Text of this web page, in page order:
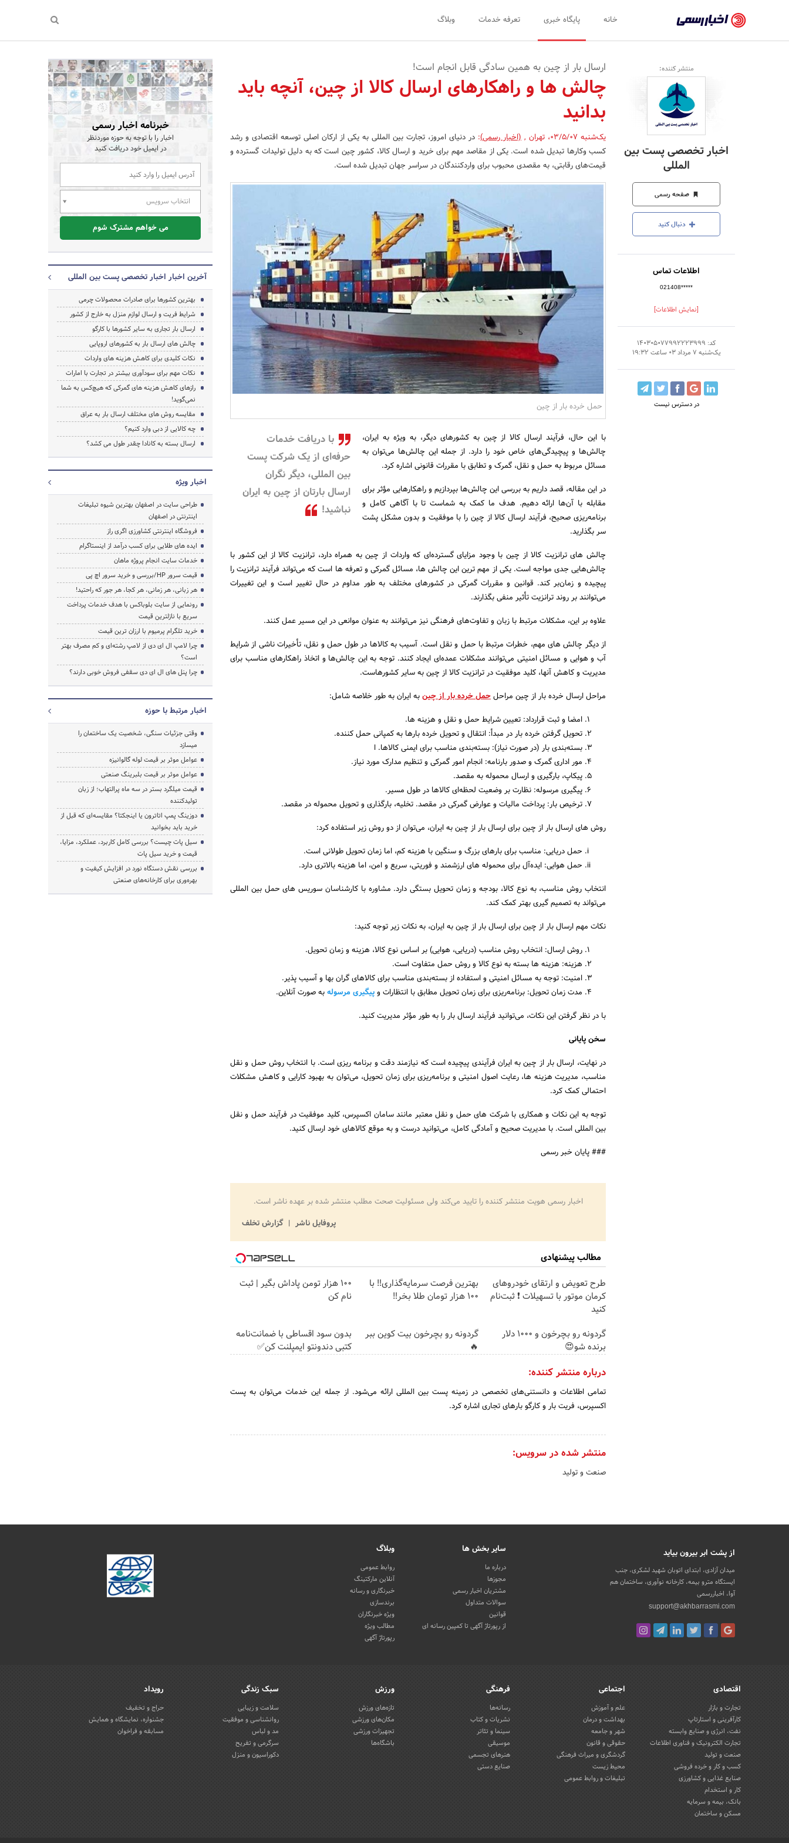
رسمی
-
اخبار
تایید
شده
شرکت‌ها،
سازمان‌ها
و
روابط
عمومی‌ها
خانه پایگاه خبری تعرفه خدمات وبلاگ
منتشر کننده:
اخبار تخصصی پست بین
المللی
صفحه رسمی
دنبال کنید
اطلاعات تماس
021408*****
[نمایش اطلاعات]
کد: 140305077992223999
یک‌شنبه 7 مرداد 03 ساعت 19:32
در دسترس نیست
ارسال بار از چین به همین سادگی قابل انجام است!
چالش ها و راهکارهای ارسال کالا از چین، آنچه باید
بدانید
یک‌شنبه 03/5/07 ، تهران , (اخبار رسمی): در دنیای امروز، تجارت بین المللی به یکی از ارکان اصلی توسعه اقتصادی و رشد
کسب وکارها تبدیل شده است. یکی از مقاصد مهم برای خرید و ارسال کالا، کشور چین است که به دلیل تولیدات گسترده و
قیمت‌های رقابتی، به مقصدی محبوب برای واردکنندگان در سراسر جهان تبدیل شده است.
حمل خرده بار از چین
با دریافت خدمات
حرفه‌ای از یک شرکت پست
بین المللی، دیگر نگران
ارسال بارتان از چین به ایران
نباشید!
با این حال، فرآیند ارسال کالا از چین به کشورهای دیگر، به ویژه به ایران،
چالش‌ها و پیچیدگی‌های خاص خود را دارد. از جمله این چالش‌ها می‌توان به
مسائل مربوط به حمل و نقل، گمرک و تطابق با مقررات قانونی اشاره کرد.
در این مقاله، قصد داریم به بررسی این چالش‌ها بپردازیم و راهکارهایی مؤثر برای
مقابله با آن‌ها ارائه دهیم. هدف ما کمک به شماست تا با آگاهی کامل و
برنامه‌ریزی صحیح، فرآیند ارسال کالا از چین را با موفقیت و بدون مشکل پشت
سر بگذارید.
چالش های ترانزیت کالا از چین با وجود مزایای گسترده‌ای که واردات از چین به همراه دارد، ترانزیت کالا از این کشور با
چالش‌هایی جدی مواجه است. یکی از مهم ترین این چالش ها، مسائل گمرکی و تعرفه ها است که می‌تواند فرآیند ترانزیت را
پیچیده و زمان‌بر کند. قوانین و مقررات گمرکی در کشورهای مختلف به ‌طور مداوم در حال تغییر است و این تغییرات
می‌توانند بر روند ترانزیت تأثیر منفی بگذارند.
علاوه بر این، مشکلات مرتبط با زبان و تفاوت‌های فرهنگی نیز می‌توانند به عنوان موانعی در این مسیر عمل کنند.
از دیگر چالش های مهم، خطرات مرتبط با حمل و نقل است. آسیب به کالاها در طول حمل و نقل، تأخیرات ناشی از شرایط
آب و هوایی و مسائل امنیتی می‌توانند مشکلات عمده‌ای ایجاد کنند. توجه به این چالش‌ها و اتخاذ راهکارهای مناسب برای
مدیریت و کاهش آن­ها، کلید موفقیت در ترانزیت کالا از چین به سایر کشورهاست.
مراحل ارسال خرده بار از چین مراحلحمل خرده بار از چینبه ایران به طور خلاصه شامل:
امضا و ثبت قرارداد: تعیین شرایط حمل و نقل و هزینه ها.
تحویل گرفتن خرده بار در مبدأ: انتقال و تحویل خرده بارها به کمپانی حمل کننده.
بسته‌بندی بار (در صورت نیاز): بسته‌بندی مناسب برای ایمنی کالاها. ا
مور اداری گمرک و صدور بارنامه: انجام امور گمرکی و تنظیم مدارک مورد نیاز.
پیکاپ، بارگیری و ارسال محموله به مقصد.
پیگیری مرسوله: نظارت بر وضعیت لحظه‌ای کالاها در طول مسیر.
ترخیص بار: پرداخت مالیات و عوارض گمرکی در مقصد. تخلیه، بارگذاری و تحویل محموله در مقصد.
روش های ارسال بار از چین برای ارسال بار از چین به ایران، می‌توان از دو روش زیر استفاده کرد:
حمل دریایی: مناسب برای بارهای بزرگ و سنگین با هزینه کم، اما زمان تحویل طولانی است.
حمل هوایی: ایده‌آل برای محموله های ارزشمند و فوریتی، سریع و امن، اما هزینه بالاتری دارد.
انتخاب روش مناسب، به نوع کالا، بودجه و زمان تحویل بستگی دارد. مشاوره با کارشناسان سوریس های حمل بین المللی
می‌تواند به تصمیم گیری بهتر کمک کند.
نکات مهم ارسال بار از چین برای ارسال بار از چین به ایران، به نکات زیر توجه کنید:
روش ارسال: انتخاب روش مناسب (دریایی، هوایی) بر اساس نوع کالا، هزینه و زمان تحویل.
هزینه: هزینه ها بسته به نوع کالا و روش حمل متفاوت است.
امنیت: توجه به مسائل امنیتی و استفاده از بسته‌بندی مناسب برای کالاهای گران بها و آسیب پذیر.
مدت زمان تحویل: برنامه‌ریزی برای زمان تحویل مطابق با انتظارات وپیگیری مرسولهبه صورت آنلاین.
با در نظر گرفتن این نکات، می‌توانید فرآیند ارسال بار را به طور مؤثر مدیریت کنید.
سخن پایانی
در نهایت، ارسال بار از چین به ایران فرآیندی پیچیده است که نیازمند دقت و برنامه ریزی است. با انتخاب روش حمل و نقل
مناسب، مدیریت هزینه ها، رعایت اصول امنیتی و برنامه‌ریزی برای زمان تحویل، می‌توان به بهبود کارایی و کاهش مشکلات
احتمالی کمک کرد.
توجه به این نکات و همکاری با شرکت های حمل و نقل معتبر مانند سامان اکسپرس، کلید موفقیت در فرآیند حمل و نقل
بین المللی است. با مدیریت صحیح و آمادگی کامل، می‌توانید درست و به موقع کالاهای خود ارسال کنید.
### پایان خبر رسمی
اخبار رسمی هویت منتشر کننده را تایید می‌کند ولی مسئولیت صحت مطلب منتشر شده بر عهده ناشر است.
پروفایل ناشر
گزارش تخلف
مطالب پیشنهادی
طرح تعویض و ارتقای خودروهای
کرمان موتور با تسهیلات ❗ ثبت‌نام
کنید
بهترین فرصت سرمایه‌گذاری‼️ با
100 هزار تومان طلا بخر‼️
100 هزار تومن پاداش بگیر | ثبت
نام کن
گردونه رو بچرخون و 1000 دلار
برنده شو😍
گردونه رو بچرخون بیت کوین ببر
🔥
بدون سود اقساطی با ضمانت‌نامه
کتبی دندونتو ایمپلنت کن✅
درباره منتشر کننده:
تمامی اطلاعات و دانستنی‌های تخصصی در زمینه پست بین المللی ارائه می‌شود. از جمله این خدمات می‌توان به پست
اکسپرس، فریت بار و کارگو بارهای تجاری اشاره کرد.
منتشر شده در سرویس:
صنعت و تولید
خبرنامه اخبار رسمی
اخبار را با توجه به حوزه موردنظر
در ایمیل خود دریافت کنید
انتخاب سرویس
می خواهم مشترک شوم
آخرین اخبار اخبار تخصصی پست بین المللی
بهترین کشورها برای صادرات محصولات چرمی
شرایط فریت و ارسال لوازم منزل به خارج از کشور
ارسال بار تجاری به سایر کشورها با کارگو
چالش های ارسال بار به کشورهای اروپایی
نکات کلیدی برای کاهش هزینه های واردات
نکات مهم برای سودآوری بیشتر در تجارت با امارات
رازهای کاهش هزینه های گمرکی که هیچ‌کس به شما
نمی‌گوید!
مقایسه روش های مختلف ارسال بار به عراق
چه کالایی از دبی وارد کنیم؟
ارسال بسته به کانادا چقدر طول می کشد؟
اخبار ویژه
طراحی سایت در اصفهان بهترین شیوه تبلیغات
اینترنتی در اصفهان
فروشگاه اینترنتی کشاورزی اگری راز
ایده های طلایی برای کسب درآمد از اینستاگرام
خدمات سایت انجام پروژه ماهان
قیمت سرور HP/بررسی و خرید سرور اچ پی
هر زبانی، هر زمانی، هر کجا، هر جور که راحتید!
رونمایی از سایت بلوباکس با هدف خدمات پرداخت
سریع با نازلترین قیمت
خرید تلگرام پرمیوم با ارزان ترین قیمت
چرا لامپ ال ای دی از لامپ رشته‌ای و کم مصرف بهتر
است؟
چرا پنل های ال ای دی سقفی فروش خوبی دارند؟
اخبار مرتبط با حوزه
وقتی جزئیات سنگی، شخصیت یک ساختمان را
میسازد
عوامل موثر بر قیمت لوله گالوانیزه
عوامل موثر بر قیمت بلبرینگ صنعتی
قیمت میلگرد بستر در سه ماه پرالتهاب؛ از زبان
تولیدکننده
دوزینگ پمپ اتاترون یا اینجکتا؟ مقایسه‌ای که قبل از
خرید باید بخوانید
سیل پات چیست؟ بررسی کامل کاربرد، عملکرد، مزایا،
قیمت و خرید سیل پات
بررسی نقش دستگاه نورد در افزایش کیفیت و
بهره‌وری برای کارخانه‌های صنعتی
از پشت ابر بیرون بیاید
میدان آزادی، ابتدای اتوبان شهید لشکری، جنب
ایستگاه مترو بیمه، کارخانه نوآوری، ساختمان هم
آوا، اخباررسمی
support@akhbarrasmi.com
سایر بخش ها
درباره ما
مجوزها
مشتریان اخبار رسمی
سوالات متداول
قوانین
از رپورتاژ آگهی تا کمپین رسانه ای
وبلاگ
روابط عمومی
آنلاین مارکتینگ
خبرنگاری و رسانه
برندسازی
ویژه خبرنگاران
مطالب ویژه
رپورتاژ آگهی
اقتصادی
تجارت و بازار
کارآفرینی و استارتاپ
نفت، انرژی و صنایع وابسته
تجارت الکترونیک و فناوری اطلاعات
صنعت و تولید
کسب و کار و خرده فروشی
صنایع غذایی و کشاورزی
کار و استخدام
بانک، بیمه و سرمایه
مسکن و ساختمان
اجتماعی
علم و آموزش
بهداشت و درمان
شهر و جامعه
حقوقی و قانون
گردشگری و میراث فرهنگی
محیط زیست
تبلیغات و روابط عمومی
فرهنگی
رسانه‌ها
نشریات و کتاب
سینما و تئاتر
موسیقی
هنرهای تجسمی
صنایع دستی
ورزش
تازه‌های ورزش
مکان‌های ورزشی
تجهیزات ورزشی
باشگاه‌ها
سبک زندگی
سلامت و زیبایی
روانشناسی و موفقیت
مد و لباس
سرگرمی و تفریح
دکوراسیون و منزل
رویداد
حراج و تخفیف
جشنواره، نمایشگاه و همایش
مسابقه و فراخوان